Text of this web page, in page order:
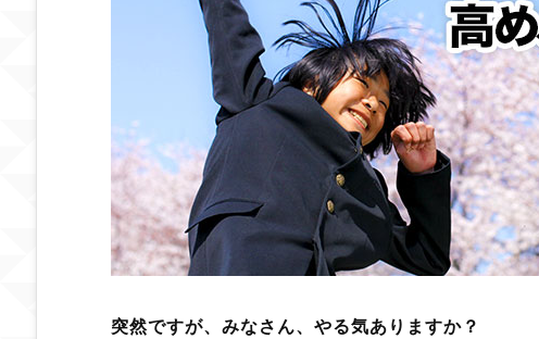
突然ですが、みなさん、やる気ありますか？